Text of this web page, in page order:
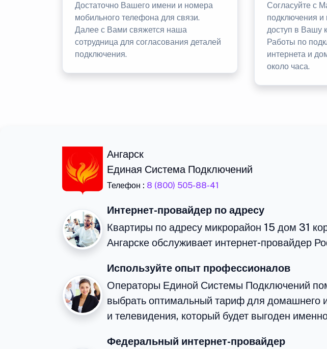
Достаточно Вашего имени и номера
мобильного телефона для связи.
Далее с Вами свяжется наша
сотрудница для согласования деталей
подключения.
Согласуйте с
подключения и
доступ в Вашу
Работы по
интернета и
около часа.
Ангарск
Единая Система Подключений
Телефон : 8 (800) 505-88-41
Интернет-провайдер по адресу
Квартиры по адресу микрорайон 15 дом 31
Ангарске обслуживает интернет-провайдер
Используйте опыт профессионалов
Операторы Единой Системы Подключений
выбрать оптимальный тариф для домашнего
и телевидения, который будет выгоден
Федеральный интернет-провайдер